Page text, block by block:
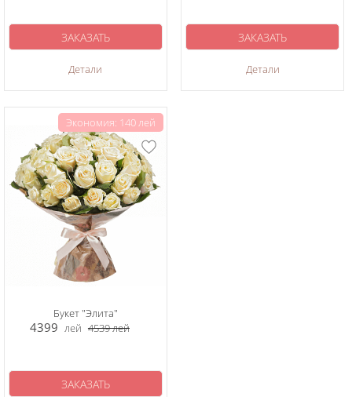
Детали
ЗАКАЗАТЬ
Детали
ЗАКАЗАТЬ
Экономия: 140 лей
Букет "Элита"
4399 лей 4539лей
ЗАКАЗАТЬ